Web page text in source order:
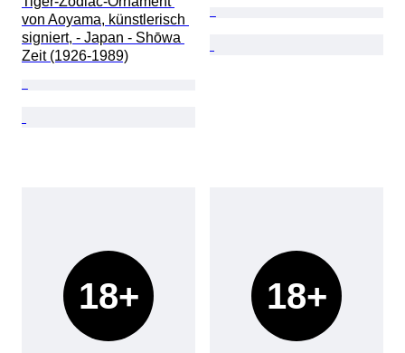
von Aoyama, künstlerisch
signiert, - Japan - Shōwa
Zeit (1926-1989)
18+ 18+